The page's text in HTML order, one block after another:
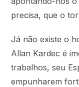
precisa, que o
Já não existe o
Allan Kardec é
trabalhos, seu
empunharem